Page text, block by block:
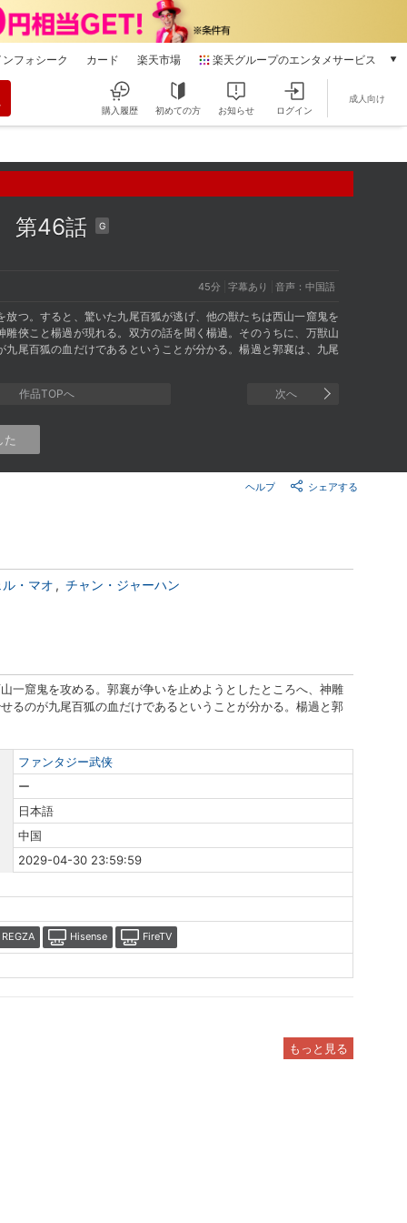
ンフォシーク カード 楽天市場 楽天グループのエンタメサービス
本/ゲーム/CD/DVD
電子書籍
動画配信
Rakuten PLAY
無料テレビ
チケット
購入履歴 初めての方 お知らせ ログイン
成人向け
第46話 G
45分 字幕あり 音声：中国語
つ。すると、驚いた九尾百狐が逃げ、他の獣たちは西山一窟鬼を
俠こと楊過が現れる。双方の話を聞く楊過。そのうちに、万獣山
尾百狐の血だけであるということが分かる。楊過と郭襄は、九尾
作品TOPへ 次へ
た
シェアする
ヘルプ
・マオ チャン・ジャーハン
一窟鬼を攻める。郭襄が争いを止めようとしたところへ、神雕
るのが九尾百狐の血だけであるということが分かる。楊過と郭
ファンタジー武侠
ー
日本語
中国
2029-04-30 23:59:59
REGZA Hisense FireTV
もっと見る